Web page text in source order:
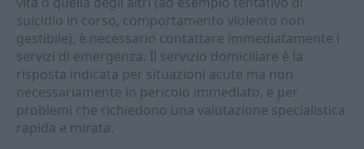
suicidio in corso, comportamento violento non
gestibile), è necessario contattare immediatamente i
servizi di emergenza. Il servizio domiciliare è la
risposta indicata per situazioni acute ma non
necessariamente in pericolo immediato, e per
problemi che richiedono una valutazione specialistica
rapida e mirata.